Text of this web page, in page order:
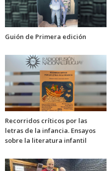
Guión de Primera edición
Recorridos críticos por las
letras de la infancia. Ensayos
sobre la literatura infantil